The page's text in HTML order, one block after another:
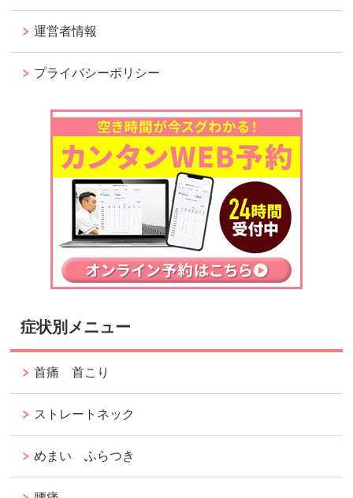
運営者情報
プライバシーポリシー
症状別メニュー
首痛 首こり
ストレートネック
めまい ふらつき